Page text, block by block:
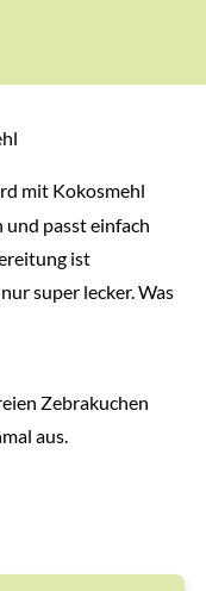
mit Kokosmehl
und passt einfach
ist
super lecker. Was
Zebrakuchen
aus.